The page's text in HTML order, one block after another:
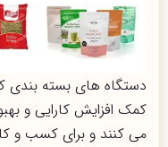
دستگاه های بسته بندی
کمک افزایش کارایی و
می کنند و برای کسب و